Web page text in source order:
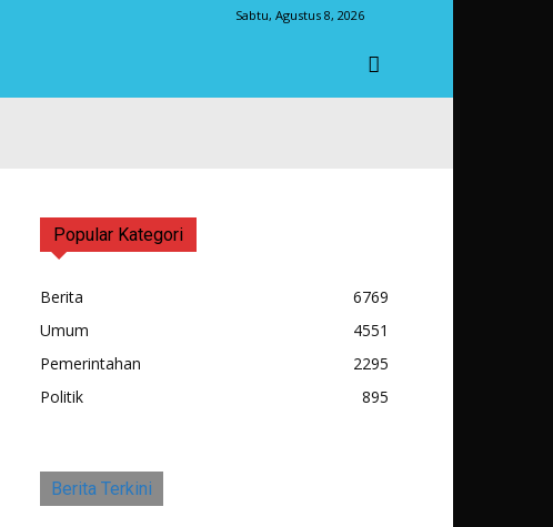
Sabtu, Agustus 8, 2026
Popular Kategori
Berita
6769
Umum
4551
Pemerintahan
2295
Politik
895
Berita Terkini